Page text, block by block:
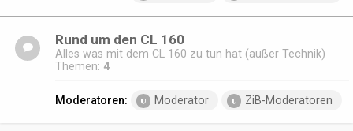
Rund um den CL 160
Alles was mit dem CL 160 zu tun hat (außer Technik)
Themen: 4
Moderatoren: Moderator ZiB-Moderatoren